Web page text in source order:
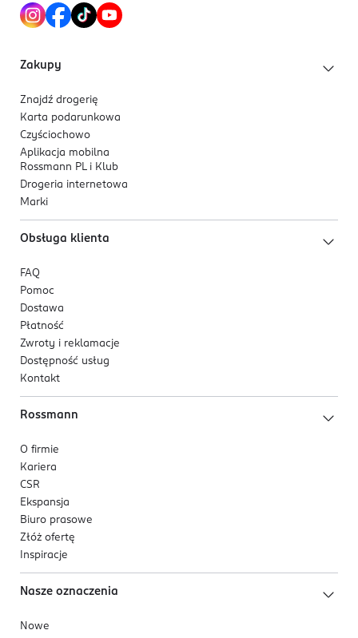
Zakupy
Znajdź drogerię
Karta podarunkowa
Czyściochowo
Aplikacja mobilna
Rossmann PL i Klub
Drogeria internetowa
Marki
Obsługa klienta
FAQ
Pomoc
Dostawa
Płatność
Zwroty i reklamacje
Dostępność usług
Kontakt
Rossmann
O firmie
Kariera
CSR
Ekspansja
Biuro prasowe
Złóż ofertę
Inspiracje
Nasze oznaczenia
Nowe